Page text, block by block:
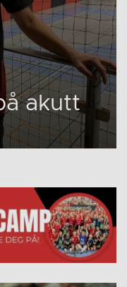
akutt